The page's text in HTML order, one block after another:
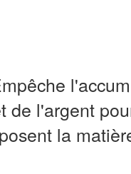
de l'argent
la